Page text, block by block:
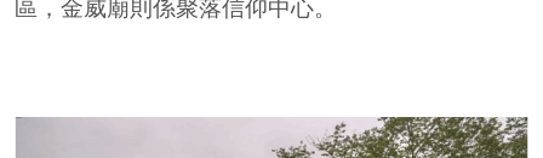
區，金威廟則係聚落信仰中心。